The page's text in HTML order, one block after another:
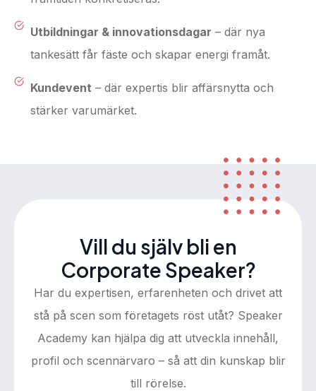
Utbildningar & innovationsdagar – där nya
tankesätt får fäste och skapar energi framåt.
Kundevent – där expertis blir affärsnytta och
stärker varumärket.
Vill du själv bli en
Corporate Speaker?
Har du expertisen, erfarenheten och drivet att
stå på scen som företagets röst utåt? Speaker
Academy kan hjälpa dig att utveckla innehåll,
profil och scennärvaro – så att din kunskap blir
till rörelse.